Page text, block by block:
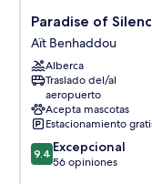
Paradise
of
Silence
Aït
Benhaddou
Paradise of
Aït Benhaddou
Alberca
Traslado del/al
aeropuerto
Acepta mascotas
Estacionamiento
9.4
de
9.4 Excepcional
56 opiniones